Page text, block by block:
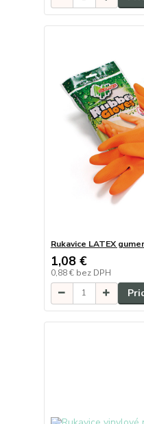
Rukavice LATEX
1,08 €
0,88 € bez DPH